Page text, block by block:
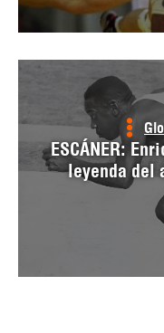
ESCÁNER:
leyenda del